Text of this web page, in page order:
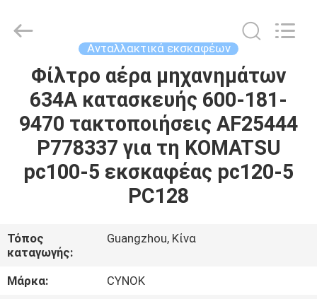
ΣΠΊΤΙ
ΠΡΟΪΌΝΤΑ
ΠΕΡΊΠΟΥ
ΕΜΕΊΣ
ΓΎΡΟΣ
ΕΡΓΟΣΤΑΣΊΩΝ
Trade
Ανταλλακτικά εκσκαφέων
Φίλτρο αέρα μηχανημάτων
634A κατασκευής 600-181-
9470 τακτοποιήσεις AF25444
P778337 για τη KOMATSU
pc100-5 εκσκαφέας pc120-5
PC128
Τόπος
καταγωγής:
Guangzhou, Κίνα
Μάρκα:
CYNOK